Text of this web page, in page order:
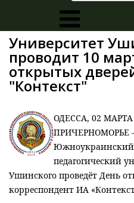
Университет
проводит 10
открытых
"Контекст"
ОДЕССА, 02
ПРИЧЕРНОМОРЬЕ
педагогический
Ушинского проведёт День
корреспондент ИА